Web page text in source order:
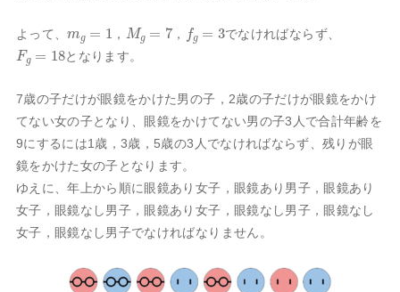
よって、 ， Mg ， g でなければならず、
Fg 18 となります。
7歳の子だけが眼鏡をかけた男の子，2歳の子だけが眼鏡をかけ
てない女の子となり、眼鏡をかけてない男の子3人で合計年齢を
9にするには1歳，3歳，5歳の3人でなければならず、残りが眼
鏡をかけた女の子となります。
ゆえに、年上から順に眼鏡あり女子，眼鏡あり男子，眼鏡あり
女子，眼鏡なし男子，眼鏡あり女子，眼鏡なし男子，眼鏡なし
女子，眼鏡なし男子でなければなりません。